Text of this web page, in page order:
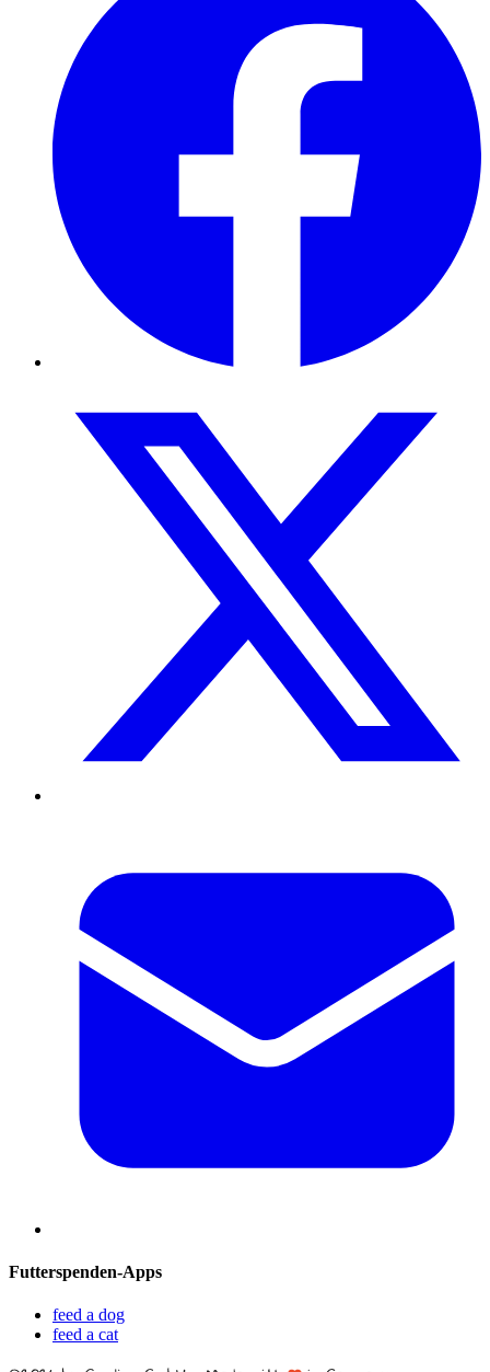
Futterspenden-Apps
feed a dog
feed a cat